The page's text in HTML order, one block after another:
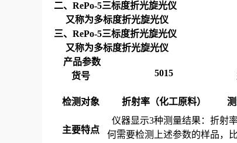
二、 RePo-5三标度折光旋光仪
又称为多标度折光旋光仪
三、 RePo-5三标度折光旋光仪
又称为多标度折光旋光仪
产品参数
货号
5015
检测对象 折射率（化工原料）
主要特点
仪器显示3种测量结果：折射率
何需要检测上述参数的样品，